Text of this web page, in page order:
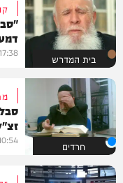
בית המדרש 17:38
חרדים